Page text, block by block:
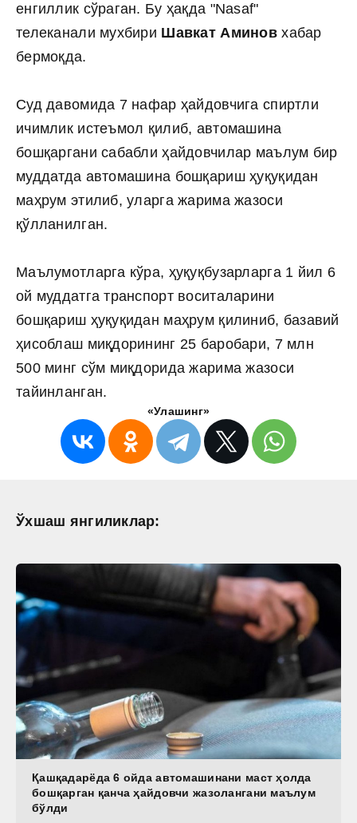
енгиллик сўраган. Бу ҳақда "Nasaf"
телеканали мухбири Шавкат Аминовхабар
бермоқда.
Суд давомида 7 нафар ҳайдовчига спиртли
ичимлик истеъмол қилиб, автомашина
бошқаргани сабабли ҳайдовчилар маълум бир
муддатда автомашина бошқариш ҳуқуқидан
маҳрум этилиб, уларга жарима жазоси
қўлланилган.
Маълумотларга кўра, ҳуқуқбузарларга 1 йил 6
ой муддатга транспорт воситаларини
бошқариш ҳуқуқидан маҳрум қилиниб, базавий
ҳисоблаш миқдорининг 25 баробари, 7 млн
500 минг сўм миқдорида жарима жазоси
тайинланган.
«Улашинг»
Ўхшаш янгиликлар:
Қашқадарёда 6 ойда автомашинани маст ҳолда
бошқарган қанча ҳайдовчи жазолангани маълум
бўлди